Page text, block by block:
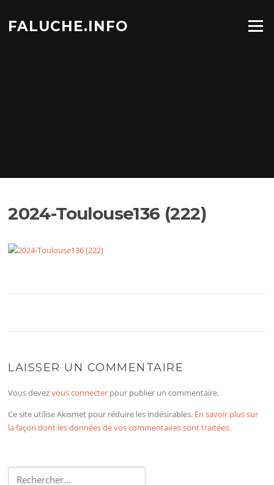
contenu
FALUCHE.INFO Menu
2024-Toulouse136 (222)
LAISSER UN COMMENTAIRE
Vous devezvous connecter pour publier un commentaire.
Ce site utilise Akismet pour réduire les indésirables. En savoir plus sur
la façon dont les données de vos commentaires sont traitées.